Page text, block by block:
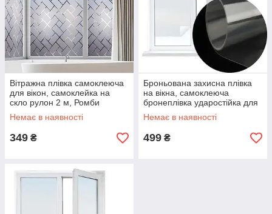
Вітражна плівка самоклеюча
для вікон, самоклейка на
скло рулон 2 м, Ромби
Немає в наявності
349 ₴
Броньована захисна плівка
на вікна, самоклеюча
бронеплівка ударостійка для
скла 100x152 см
Немає в наявності
499 ₴